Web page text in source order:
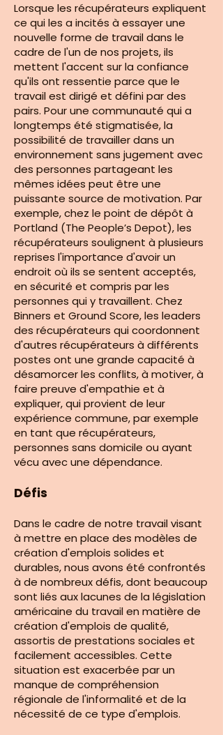
Lorsque les récupérateurs expliquent
ce qui les a incités à essayer une
nouvelle forme de travail dans le
cadre de l'un de nos projets, ils
mettent l'accent sur la confiance
qu'ils ont ressentie parce que le
travail est dirigé et défini par des
pairs. Pour une communauté qui a
longtemps été stigmatisée, la
possibilité de travailler dans un
environnement sans jugement avec
des personnes partageant les
mêmes idées peut être une
puissante source de motivation. Par
exemple, chez le point de dépôt à
Portland (The People’s Depot), les
récupérateurs soulignent à plusieurs
reprises l'importance d'avoir un
endroit où ils se sentent acceptés,
en sécurité et compris par les
personnes qui y travaillent. Chez
Binners et Ground Score, les leaders
des récupérateurs qui coordonnent
d'autres récupérateurs à différents
postes ont une grande capacité à
désamorcer les conflits, à motiver, à
faire preuve d'empathie et à
expliquer, qui provient de leur
expérience commune, par exemple
en tant que récupérateurs,
personnes sans domicile ou ayant
vécu avec une dépendance.
Défis
Dans le cadre de notre travail visant
à mettre en place des modèles de
création d'emplois solides et
durables, nous avons été confrontés
à de nombreux défis, dont beaucoup
sont liés aux lacunes de la législation
américaine du travail en matière de
création d'emplois de qualité,
assortis de prestations sociales et
facilement accessibles. Cette
situation est exacerbée par un
manque de compréhension
régionale de l'informalité et de la
nécessité de ce type d'emplois.